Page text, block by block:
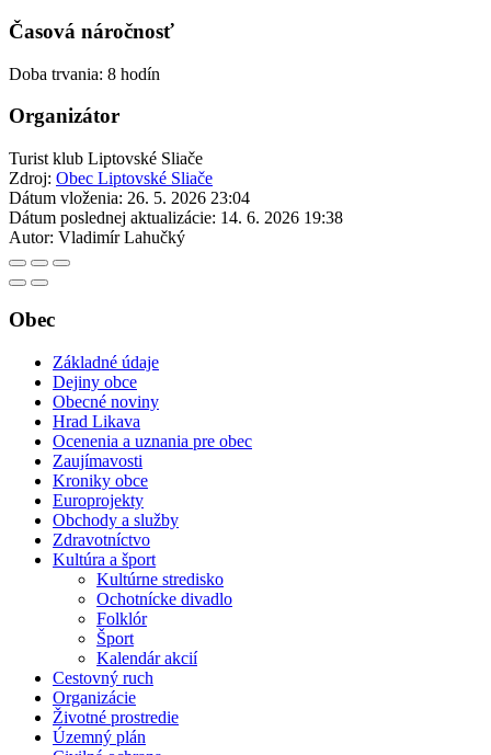
Časová náročnosť
Doba trvania: 8 hodín
Organizátor
Turist klub Liptovské Sliače
Zdroj: Obec Liptovské Sliače
Dátum vloženia: 26. 5. 2026 23:04
Dátum poslednej aktualizácie: 14. 6. 2026 19:38
Autor: Vladimír Lahučký
Obec
Základné údaje
Dejiny obce
Obecné noviny
Hrad Likava
Ocenenia a uznania pre obec
Zaujímavosti
Kroniky obce
Europrojekty
Obchody a služby
Zdravotníctvo
Kultúra a šport
Kultúrne stredisko
Ochotnícke divadlo
Folklór
Šport
Kalendár akcií
Cestovný ruch
Organizácie
Životné prostredie
Územný plán